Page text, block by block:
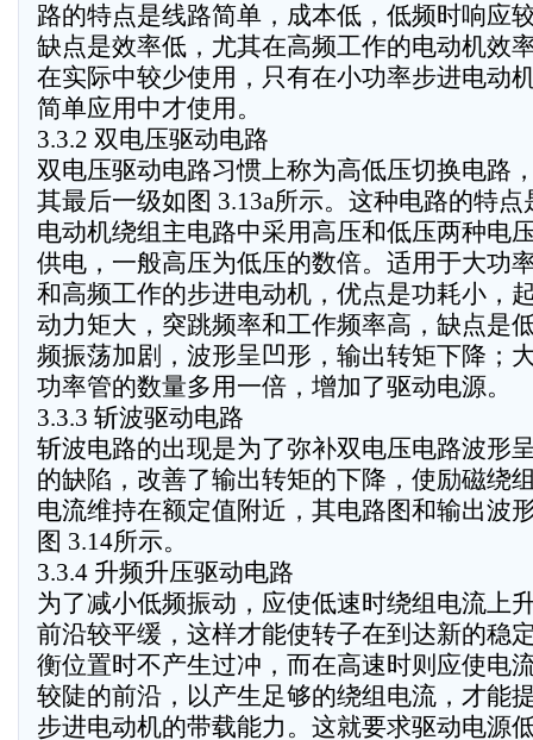
路的特点是线路简单，成本低，低频时响应
缺点是效率低，尤其在高频工作的电动机效
在实际中较少使用，只有在小功率步进电动
简单应用中才使用。
3.3.2 双电压驱动电路
双电压驱动电路习惯上称为高低压切换电路
其最后一级如图 3.13a所示。这种电路的特点
电动机绕组主电路中采用高压和低压两种电
供电，一般高压为低压的数倍。适用于大功
和高频工作的步进电动机，优点是功耗小，
动力矩大，突跳频率和工作频率高，缺点是
频振荡加剧，波形呈凹形，输出转矩下降；
功率管的数量多用一倍，增加了驱动电源。
3.3.3 斩波驱动电路
斩波电路的出现是为了弥补双电压电路波形
的缺陷，改善了输出转矩的下降，使励磁绕
电流维持在额定值附近，其电路图和输出波
图 3.14所示。
3.3.4 升频升压驱动电路
为了减小低频振动，应使低速时绕组电流上
前沿较平缓，这样才能使转子在到达新的稳
衡位置时不产生过冲，而在高速时则应使电
较陡的前沿，以产生足够的绕组电流，才能
步进电动机的带载能力。这就要求驱动电源